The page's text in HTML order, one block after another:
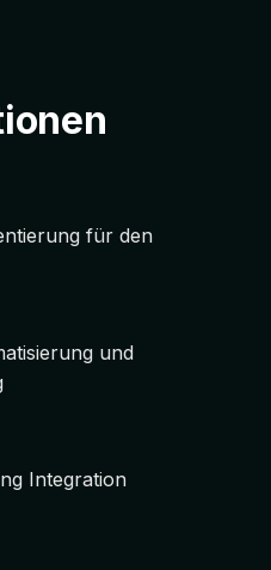
für den
und
Integration